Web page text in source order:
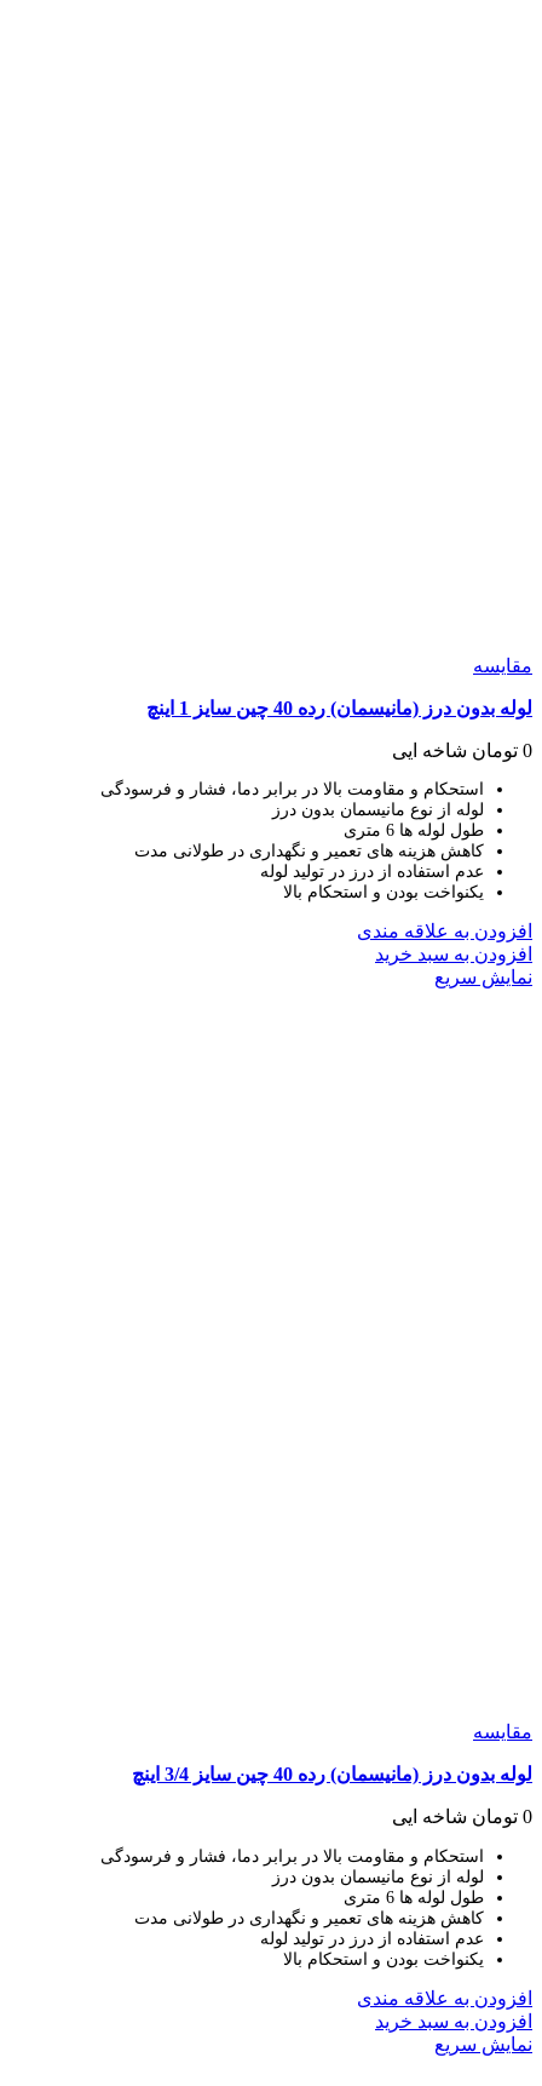
مقايسه
لوله بدون درز (مانیسمان) رده 40 چین سایز 1 اینچ
0 تومان شاخه ایی
استحکام و مقاومت بالا در برابر دما، فشار و فرسودگی
لوله از نوع مانیسمان بدون درز
طول لوله ها 6 متری
کاهش هزینه های تعمیر و نگهداری در طولانی مدت
عدم استفاده از درز در تولید لوله
یکنواخت بودن و استحکام بالا
افزودن به علاقه مندی
افزودن به سبد خرید
نمایش سریع
مقايسه
لوله بدون درز (مانیسمان) رده 40 چین سایز 3/4 اینچ
0 تومان شاخه ایی
استحکام و مقاومت بالا در برابر دما، فشار و فرسودگی
لوله از نوع مانیسمان بدون درز
طول لوله ها 6 متری
کاهش هزینه های تعمیر و نگهداری در طولانی مدت
عدم استفاده از درز در تولید لوله
یکنواخت بودن و استحکام بالا
افزودن به علاقه مندی
افزودن به سبد خرید
نمایش سریع